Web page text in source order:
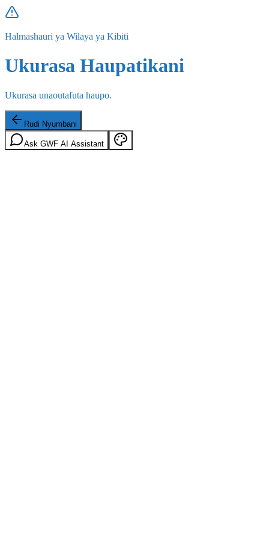
Halmashauri ya Wilaya ya Kibiti
Ukurasa Haupatikani
Ukurasa unaoutafuta haupo.
Rudi Nyumbani
Ask GWF AI Assistant